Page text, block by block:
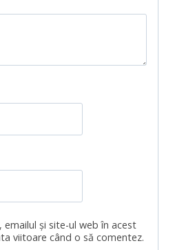
emailul și site-ul web în acest
viitoare când o să comentez.